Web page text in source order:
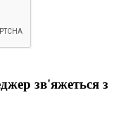
зв'яжеться з